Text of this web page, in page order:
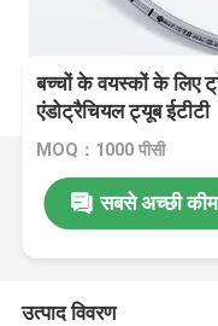
बच्चों के वयस्कों के लिए
एंडोट्रैचियल ट्यूब ईटीटी
MOQ：1000 पीसी
सबसे अच्छी
उत्पाद विवरण